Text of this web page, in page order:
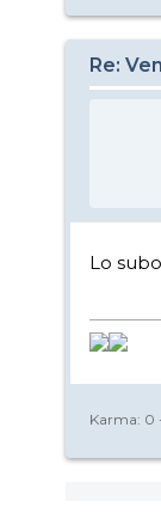
Re:
Lo
Karma: 0